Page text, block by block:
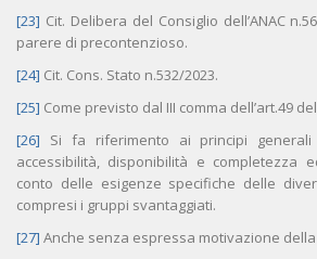
[23] Cit. Delibera del Consiglio dell’ANAC
parere di precontenzioso.
[24] Cit. Cons. Stato n.532/2023.
[25] Come previsto dal III comma dell’art.49
[26] Si fa riferimento ai principi
accessibilità, disponibilità e completezza
conto delle esigenze specifiche delle
compresi i gruppi svantaggiati.
[27] Anche senza espressa motivazione